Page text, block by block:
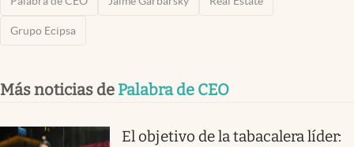
Grupo Ecipsa
Más noticias de Palabra de CEO
El objetivo de la tabacalera líder: